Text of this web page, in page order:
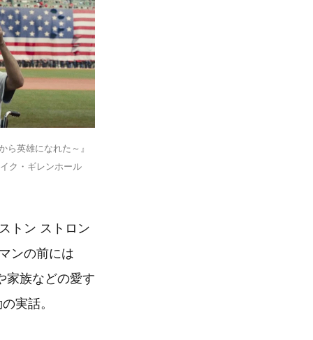
ら英雄になれた～』
ク・ギレンホール
トン ストロン
ンの前には
家族などの愛す
実話。